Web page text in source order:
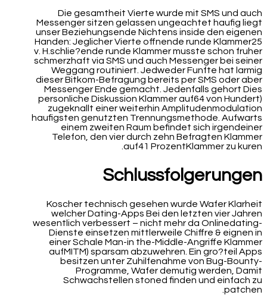
Die gesamtheit Vierte wurde mit SMS und auch
Messenger sitzen gelassen ungeachtet haufig liegt
unser Beziehungsende Nichtens inside den eigenen
Handen: Jeglicher Vierte offnende runde Klammer25
v. H.schlie?ende runde Klammer musste schon fruher
schmerzhaft via SMS und auch Messenger bei seiner
Weggang routiniert. Jedweder Funfte hat larmig
dieser Bitkom-Befragung bereits per SMS oder aber
Messenger Ende gemacht. Jedenfalls gehort Dies
personliche Diskussion Klammer auf64 von Hundert)
zugeknallt einer weiterhin Amplitudenmodulation
haufigsten genutzten Trennungsmethode. Aufwarts
einem zweiten Raum befindet sich irgendeiner
Telefon, den vier durch zehn Befragten Klammer
auf41 ProzentKlammer zu kuren.
Schlussfolgerungen
Koscher technisch gesehen wurde Wafer Klarheit
welcher Dating-Apps Bei den letzten vier Jahren
wesentlich verbessert – nicht mehr da Onlinedating-
Dienste einsetzen mittlerweile Chiffre & eignen in
einer Schale Man-in the-Middle-Angriffe Klammer
aufMITM) sparsam abzuwehren. Ein gro?teil Apps
besitzen unter Zuhilfenahme von Bug-Bounty-
Programme, Wafer demutig werden, Damit
Schwachstellen stoned finden und einfach zu
patchen.